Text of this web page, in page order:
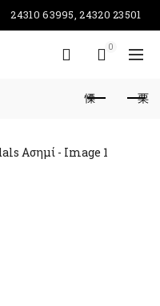
24310 63995, 24320 23501
0